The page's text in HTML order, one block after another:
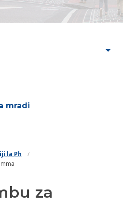
mradi
la Ph
za